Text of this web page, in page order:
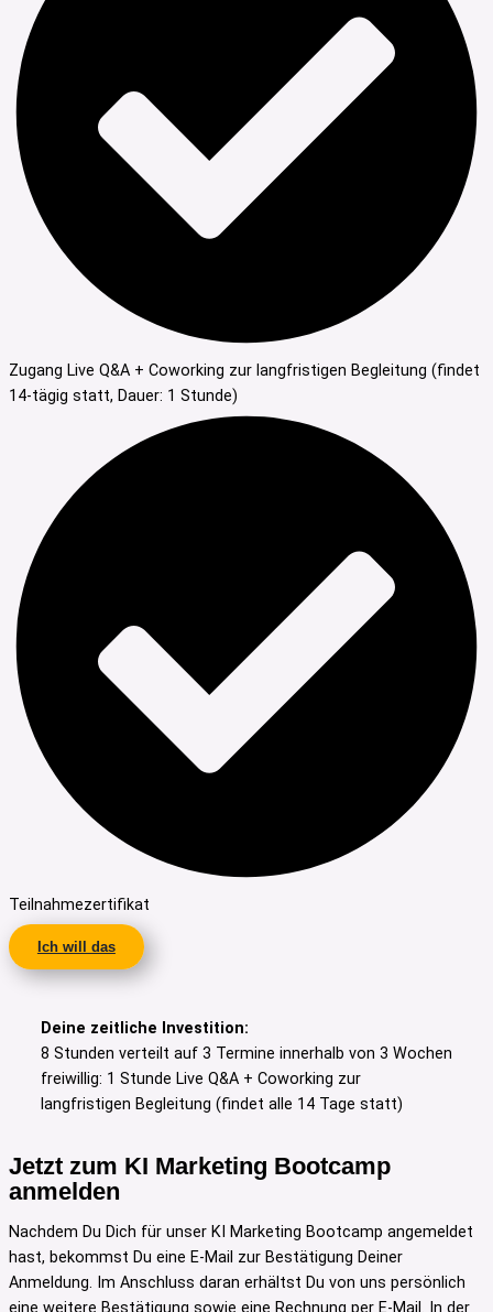
Zugang Live Q&A + Coworking zur langfristigen Begleitung (findet
14-tägig statt, Dauer: 1 Stunde)
Teilnahmezertifikat
Ich will das
Deine zeitliche Investition:
8 Stunden verteilt auf 3 Termine innerhalb von 3 Wochen
freiwillig: 1 Stunde Live Q&A + Coworking zur
langfristigen Begleitung (findet alle 14 Tage statt)
Jetzt zum KI Marketing Bootcamp
anmelden
Nachdem Du Dich für unser KI Marketing Bootcamp angemeldet
hast, bekommst Du eine E-Mail zur Bestätigung Deiner
Anmeldung. Im Anschluss daran erhältst Du von uns persönlich